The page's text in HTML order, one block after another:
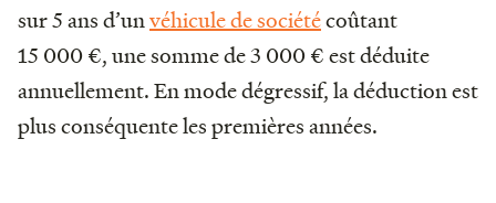
sur 5 ans d’unvéhicule de sociétécoûtant
15 000 €, une somme de 3 000 € est déduite
annuellement. En mode dégressif, la déduction est
plus conséquente les premières années.